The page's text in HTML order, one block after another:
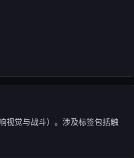
视觉与战斗）。涉及标签包括触